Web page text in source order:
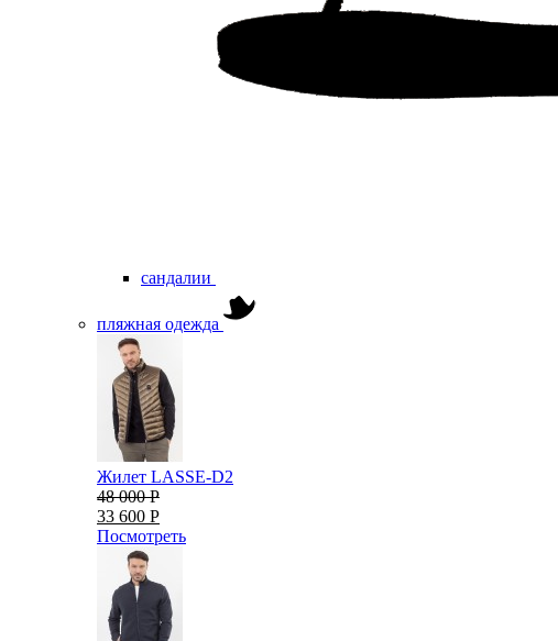
сандалии
пляжная одежда
Жилет LASSE-D2
48 000 Р
33 600 Р
Посмотреть